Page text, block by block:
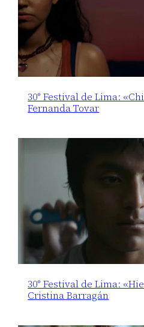
30° Festival de Lima:
Fernanda Tovar
30° Festival de Lima:
Cristina Barragán